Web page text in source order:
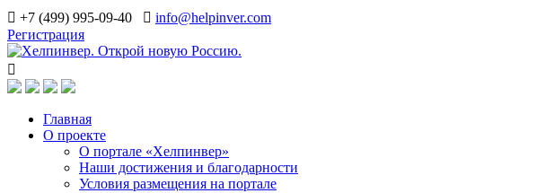
+7 (499) 995-09-40
info@helpinver.com
Регистрация
Главная
О проекте
О портале «Хелпинвер»
Наши достижения и благодарности
Условия размещения на портале